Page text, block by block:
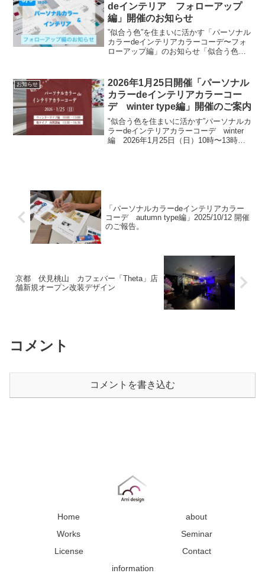
deインテリア フォローアップ
編」開催のお知らせ
”似合う色”を住まいに活かす「パーソナル
カラーdeインテリアカラーコーデ〜フォ
ローアップ編」のお知らせ「似合う色の
が、受けれなかった方からのリクエスト
にお応えして、フ...
お知らせ
2026年1月25日開催「パーソナル
カラーdeインテリアカラーコー
デ winter type編」開催のご案内
"似合う色を住まいに活かす”パーソナルカ
ラーdeインテリアカラーコーデ winter
編 2026年1月25日（日）10時〜13時に
「パーソナルカラーdeインテリアカラー
コーデ autumn type編」2025/10/12 開催
のご報告。
京都 伏見桃山 カフェバー「Theta」店
舗新規オープン改装デザイン
コメント
コメントを書き込む
Home
about
Works
Seminar
License
Contact
information